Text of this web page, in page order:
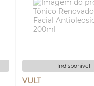
Indisponível
VULT